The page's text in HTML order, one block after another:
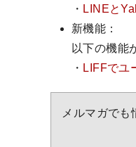
・ LINEと
新機能：
以下の機能
・ LIFFでユ
メルマガで